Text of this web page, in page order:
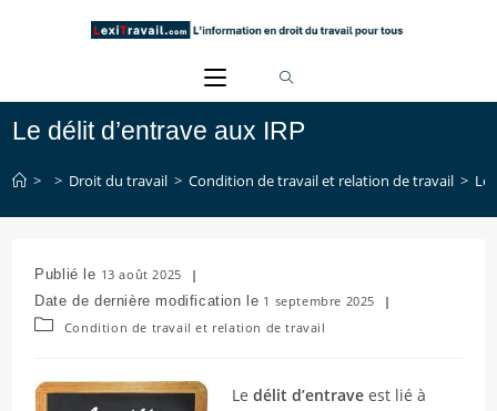
Le délit d’entrave aux IRP
> > Droit du travail > Condition de travail et relation de travail > Le
Publication
publiée :
13 août 2025
Dernière
modification
publication :
1 septembre 2025
PostCondition de travail et relation de travail
Ledélit d’entrave est lié à